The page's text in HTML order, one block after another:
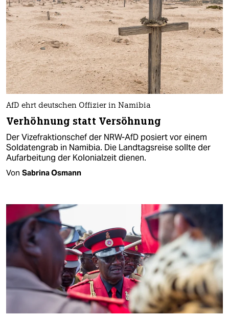
AfD ehrt deutschen Offizier in Namibia
Verhöhnung statt Versöhnung
Der Vizefraktionschef der NRW-AfD posiert vor einem
Soldatengrab in Namibia. Die Landtagsreise sollte der
Aufarbeitung der Kolonialzeit dienen.
Von Sabrina Osmann